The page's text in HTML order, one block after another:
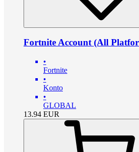
Fortnite Account (All
•
Fortnite
•
Konto
•
GLOBAL
13.94 EUR